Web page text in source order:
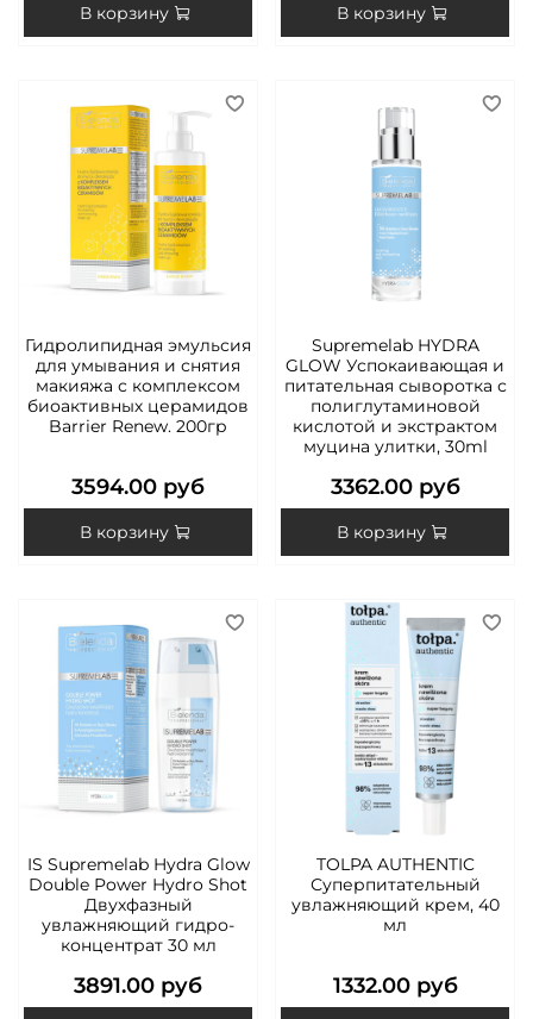
В корзину В корзину
Гидролипидная эмульсия
для умывания и снятия
макияжа с комплексом
биоактивных церамидов
Barrier Renew. 200гр
3594.00 руб
В корзину
Supremelab HYDRA
GLOW Успокаивающая и
питательная сыворотка с
полиглутаминовой
кислотой и экстрактом
муцина улитки, 30ml
3362.00 руб
В корзину
IS Supremelab Hydra Glow
Double Power Hydro Shot
Двухфазный
увлажняющий гидро-
концентрат 30 мл
3891.00 руб
TOLPA AUTHENTIC
Суперпитательный
увлажняющий крем, 40
мл
1332.00 руб